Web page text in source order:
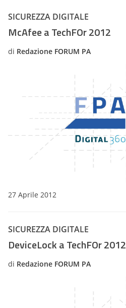
SICUREZZA DIGITALE
McAfee a TechFOr 2012
di Redazione FORUM PA
27 Aprile 2012
SICUREZZA DIGITALE
DeviceLock a TechFOr 2012
di Redazione FORUM PA